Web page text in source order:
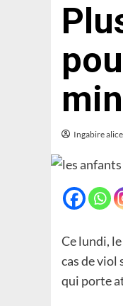
Ingabire alice
Ce lundi,
cas de viol
qui porte